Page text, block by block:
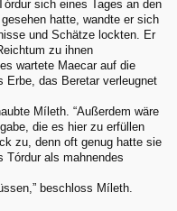
sich eines Tages an den
hatte, wandte er sich
und Schätze lockten. Er
zu ihnen
wartete Maecar auf die
Erbe, das Beretar verleugnet
Míleth. “Außerdem wäre
die es hier zu erfüllen
zu, denn oft genug hatte sie
Tórdur als mahnendes
beschloss Míleth.